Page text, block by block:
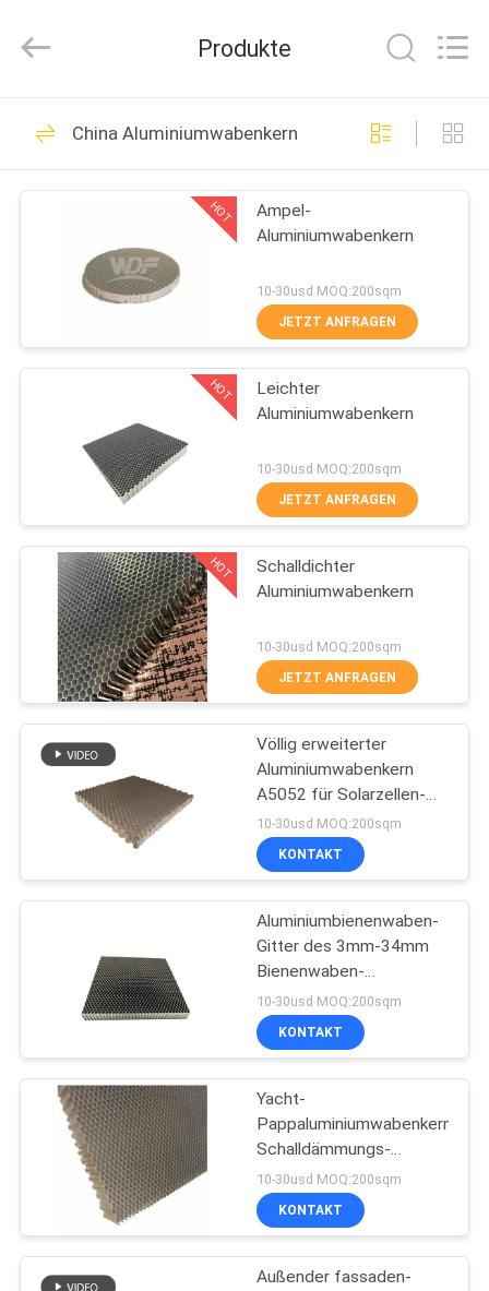
HAUS
PRODUKTE
FABRIK-
QUALITÄTSKONTROLLE
TRETEN
UNS
VERBINDUNG
NACHRICHTEN
DATENSCHUTZRICHTLINIE
Rights
by
Aluminiumbienenwaben-
29
FRP-Bienenwaben-
Platte
28
Edelstahl-
Bienenwaben-Platte
FRP-Schaum-Kern-
Platten
Aluminiumwabenkern
20
Produkte
China Aluminiumwabenkern
HOT
Ampel-
Aluminiumwabenkern
10-30usd MOQ:200sqm
JETZT ANFRAGEN
HOT
Leichter
Aluminiumwabenkern
10-30usd MOQ:200sqm
JETZT ANFRAGEN
HOT
Schalldichter
Aluminiumwabenkern
10-30usd MOQ:200sqm
JETZT ANFRAGEN
Völlig erweiterter
Aluminiumwabenkern
A5052 für Solarzellen-
Platte
10-30usd MOQ:200sqm
KONTAKT
Aluminiumbienenwaben-
Gitter des 3mm-34mm
Bienenwaben-
Aluminiumkern-
1800x3100mm
10-30usd MOQ:200sqm
KONTAKT
Yacht-
Pappaluminiumwabenkern-
Schalldämmungs-
Schalldämpfung
10-30usd MOQ:200sqm
KONTAKT
Außender fassaden-